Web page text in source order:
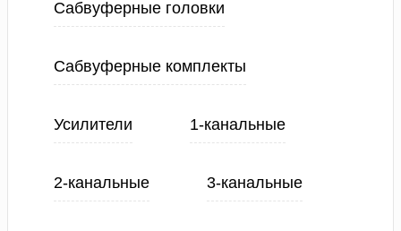
Сабвуферные головки
Сабвуферные комплекты
Усилители 1-канальные
2-канальные 3-канальные